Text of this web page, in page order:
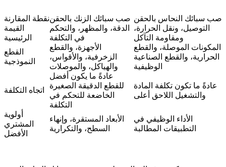
نقطة المقارنةصب سبائك الزنك بالحقن صب سبائك النحاس بالحقن
القيمة
الرئيسية
الدقة، والمظهر، والتحكم
في التكلفة
التوصيل، ونقل الحرارة،
ومقاومة التآكل
القطع
النموذجية
الأجهزة، والقطع
الزخرفية، والأقواس،
والهياكل، والموصلات
المكونات الموصلة، والقطع
الحرارية، والقطع الصناعية
الوظيفية
اتجاه التكلفة
عادةً ما يكون أفضل
للقطع الدقيقة الصغيرة
الخاضعة للتحكم في
التكلفة
عادةً ما تكون تكلفة المادة
والتشغيل اللاحق أعلى
أولوية
المشتري
الأفضل
الأبعاد المستقرة، وإنهاء
السطح، والتكرارية
الأداء الوظيفي في
التطبيقات المطالبة